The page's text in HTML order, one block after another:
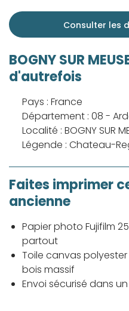
Consulter les
BOGNY SUR
d'autrefois
Pays : France
Département : 08 -
Localité : BOGNY SUR
Légende : Chateau-
Faites imprimer
ancienne
Papier photo Fujifilm
partout
Toile canvas
bois massif
Envoi sécurisé dans